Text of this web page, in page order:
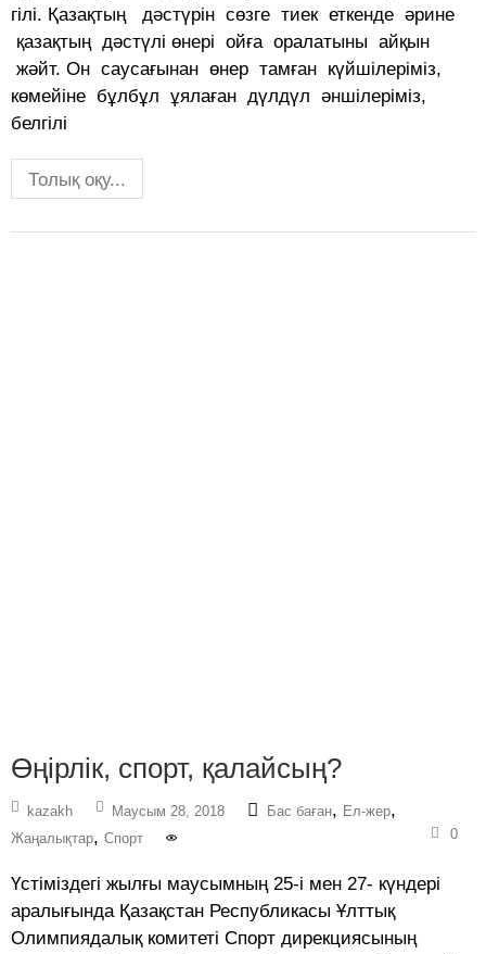
гілі. Қазақтың дәстүрін сөзге тиек ет­кенде әрине
қаза­қтың дәстүлі өнері ойға оралатыны ай­қын
жәйт. Он саусағынан өнер тамған күйшілеріміз,
көмейіне бұлбұл ұялаған дүлдүл әншілеріміз,
белгілі
Толық оқу...
Өңірлік, спорт, қалайсың?
kazakh Маусым 28, 2018 Бас баған, Ел-жер,
Жаңалықтар, Спорт 0
Үстіміздегі жылғы маусымның 25-і мен 27- күндері
аралығында Қазақстан Республикасы Ұлттық
Олимпиядалық комитеті Спорт дирекциясының